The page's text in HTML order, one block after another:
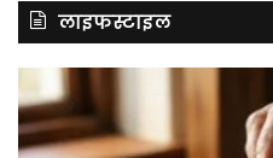
लाइफस्टाइल